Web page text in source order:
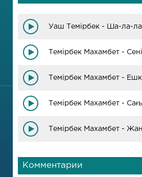
Уаш Темірбек - Ша-ла-
Темірбек Махамбет -
Темірбек Махамбет -
Темірбек Махамбет -
Темірбек Махамбет -
Комментарии